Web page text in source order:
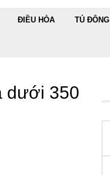
ĐIỀU HÒA TỦ ĐÔNG
dưới 350
số lượng